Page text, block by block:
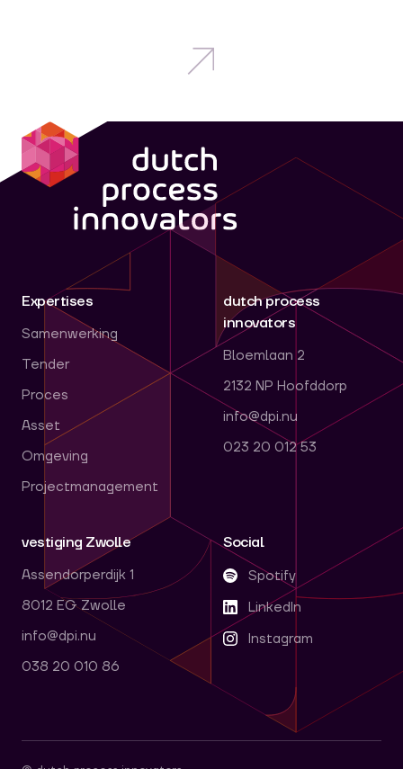
Expertises
Samenwerking
Tender
Proces
Asset
Omgeving
Projectmanagement
dutch process
innovators
Bloemlaan 2
2132 NP Hoofddorp
info@dpi.nu
023 20 012 53
vestiging Zwolle
Assendorperdijk 1
8012 EG Zwolle
info@dpi.nu
038 20 010 86
Social
Spotify
LinkedIn
Instagram